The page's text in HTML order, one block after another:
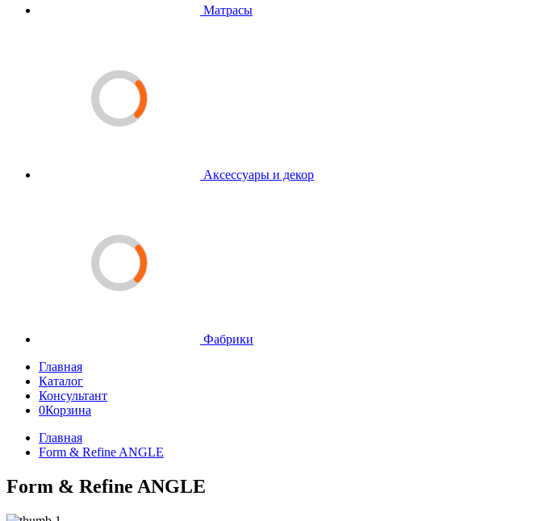
Матрасы
Аксессуары и декор
Фабрики
Главная
Каталог
Консультант
0Корзина
Главная
Form & Refine ANGLE
Form & Refine ANGLE